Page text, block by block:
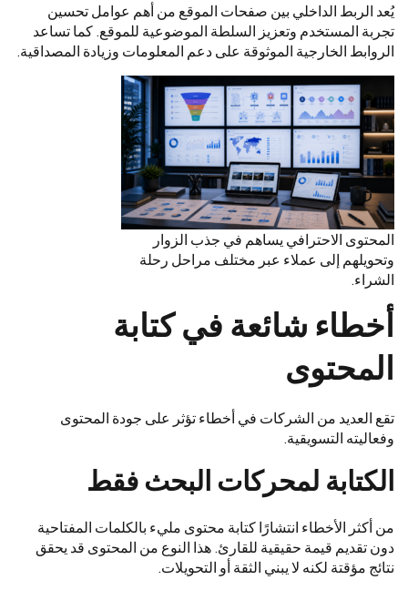
يُعد الربط الداخلي بين صفحات الموقع من أهم عوامل تحسين
تجربة المستخدم وتعزيز السلطة الموضوعية للموقع. كما تساعد
الروابط الخارجية الموثوقة على دعم المعلومات وزيادة المصداقية.
المحتوى الاحترافي يساهم في جذب الزوار
وتحويلهم إلى عملاء عبر مختلف مراحل رحلة
الشراء.
أخطاء شائعة في كتابة
المحتوى
تقع العديد من الشركات في أخطاء تؤثر على جودة المحتوى
وفعاليته التسويقية.
الكتابة لمحركات البحث فقط
من أكثر الأخطاء انتشارًا كتابة محتوى مليء بالكلمات المفتاحية
دون تقديم قيمة حقيقية للقارئ. هذا النوع من المحتوى قد يحقق
نتائج مؤقتة لكنه لا يبني الثقة أو التحويلات.